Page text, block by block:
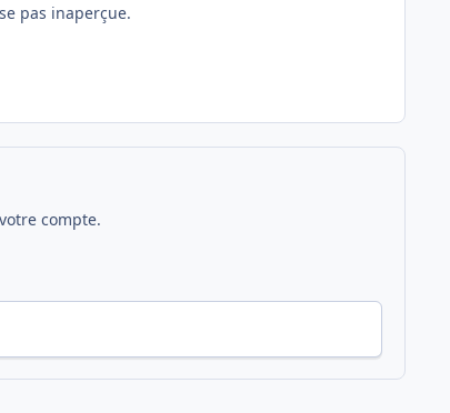
pas inaperçue.
compte.